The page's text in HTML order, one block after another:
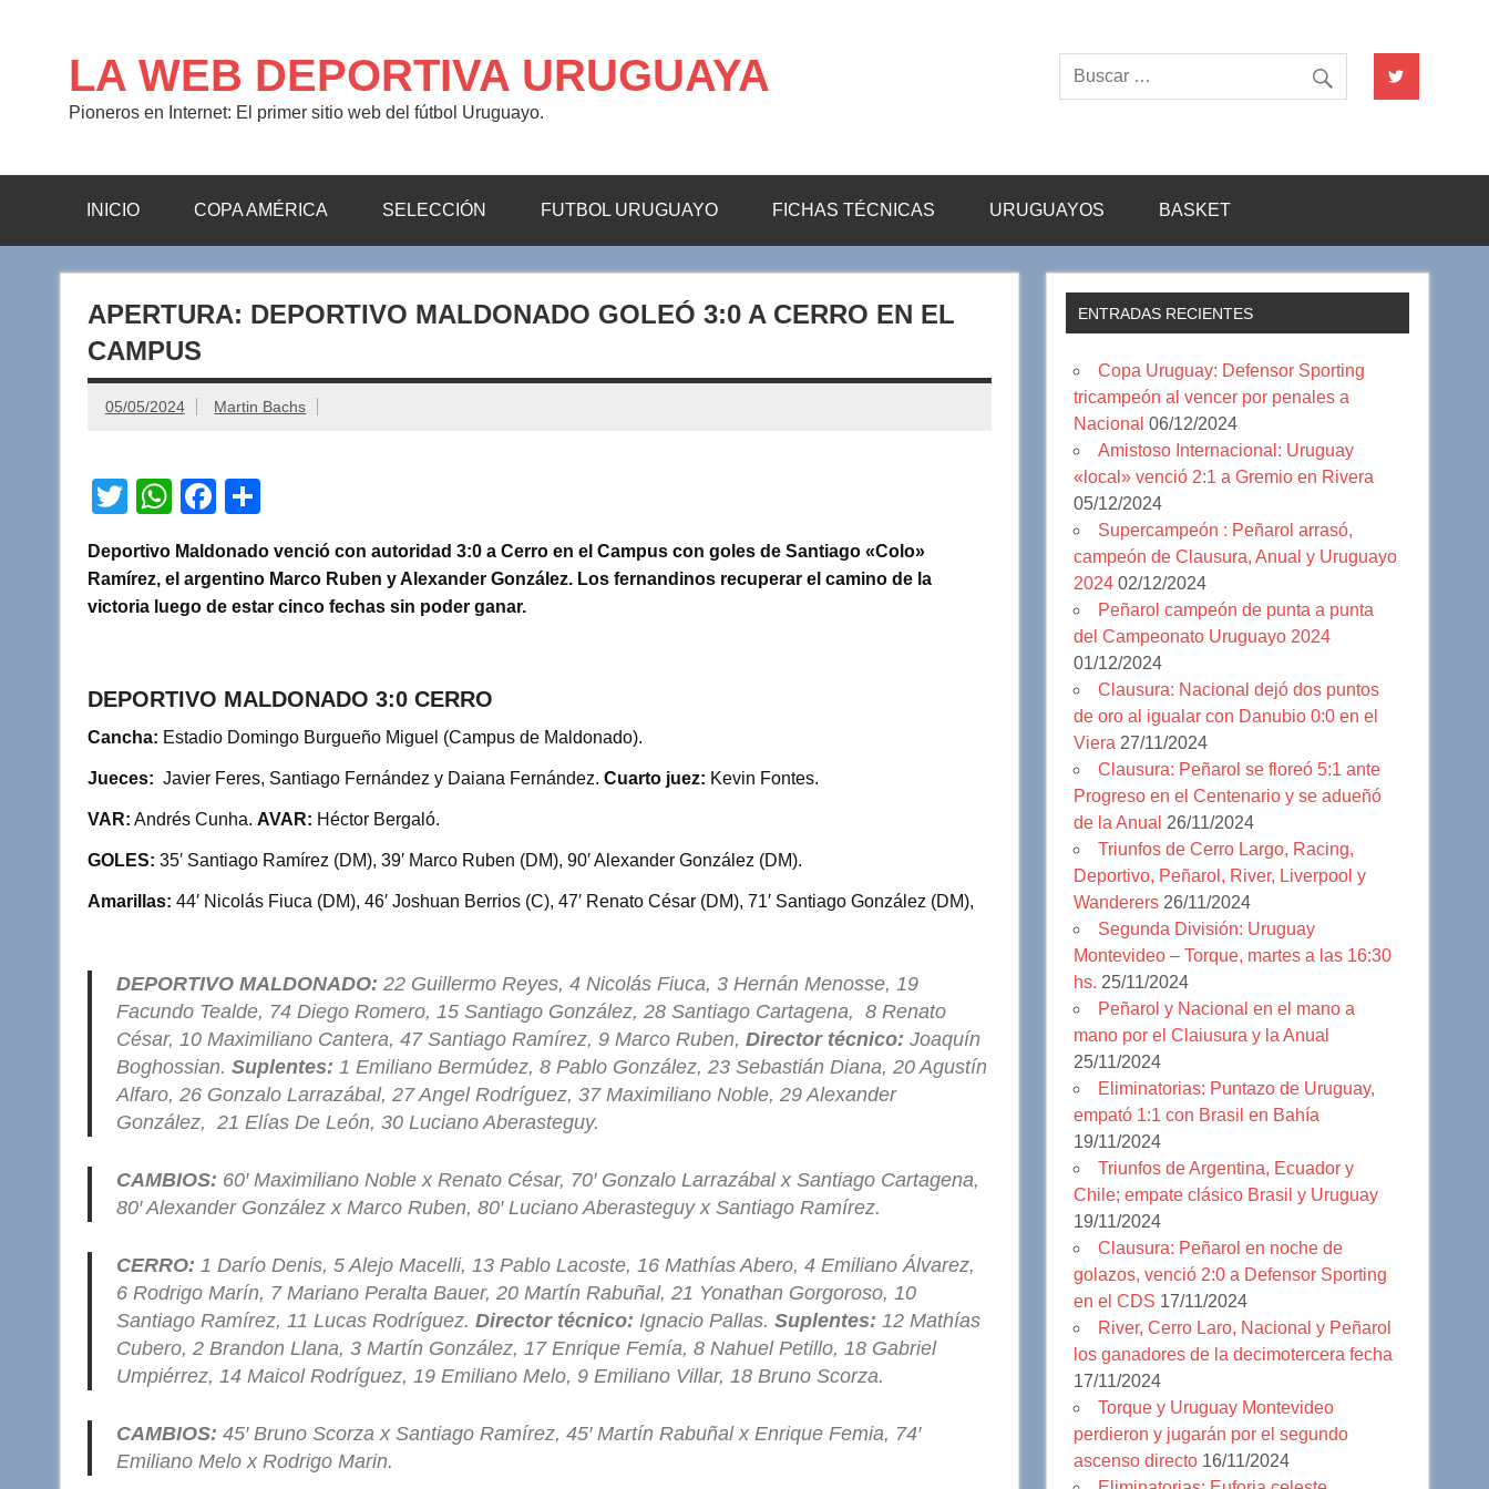
LA WEB DEPORTIVA URUGUAYA
Pioneros en Internet: El primer sitio web del fútbol Uruguayo.
INICIO COPA AMÉRICA SELECCIÓN FUTBOL URUGUAYO FICHAS TÉCNICAS URUGUAYOS BASKET
APERTURA: DEPORTIVO MALDONADO GOLEÓ 3:0 A CERRO EN EL
CAMPUS
05/05/2024 Martin Bachs
T
tt
er
W
at
s
p
F
c
e
o
k
m
p
Deportivo Maldonado venció con autoridad 3:0 a Cerro en el Campus con goles de Santiago «Colo»
Ramírez, el argentino Marco Ruben y Alexander González. Los fernandinos recuperar el camino de la
victoria luego de estar cinco fechas sin poder ganar.
DEPORTIVO MALDONADO 3:0 CERRO
Cancha: Estadio Domingo Burgueño Miguel (Campus de Maldonado).
Jueces: Javier Feres, Santiago Fernández y Daiana Fernández. Cuarto juez: Kevin Fontes.
VAR: Andrés Cunha. AVAR: Héctor Bergaló.
GOLES: 35′ Santiago Ramírez (DM), 39′ Marco Ruben (DM), 90′ Alexander González (DM).
Amarillas: 44′ Nicolás Fiuca (DM), 46′ Joshuan Berrios (C), 47′ Renato César (DM), 71′ Santiago González (DM),
DEPORTIVO MALDONADO: 22 Guillermo Reyes, 4 Nicolás Fiuca, 3 Hernán Menosse, 19
Facundo Tealde, 74 Diego Romero, 15 Santiago González, 28 Santiago Cartagena, 8 Renato
César, 10 Maximiliano Cantera, 47 Santiago Ramírez, 9 Marco Ruben,Director técnico: Joaquín
Boghossian.Suplentes: 1 Emiliano Bermúdez, 8 Pablo González, 23 Sebastián Diana, 20 Agustín
Alfaro, 26 Gonzalo Larrazábal, 27 Angel Rodríguez, 37 Maximiliano Noble, 29 Alexander
González, 21 Elías De León, 30 Luciano Aberasteguy.
CAMBIOS: 60′ Maximiliano Noble x Renato César, 70′ Gonzalo Larrazábal x Santiago Cartagena,
80′ Alexander González x Marco Ruben, 80′ Luciano Aberasteguy x Santiago Ramírez.
CERRO: 1 Darío Denis, 5 Alejo Macelli, 13 Pablo Lacoste, 16 Mathías Abero, 4 Emiliano Álvarez,
6 Rodrigo Marín, 7 Mariano Peralta Bauer, 20 Martín Rabuñal, 21 Yonathan Gorgoroso, 10
Santiago Ramírez, 11 Lucas Rodríguez.Director técnico: Ignacio Pallas.Suplentes: 12 Mathías
Cubero, 2 Brandon Llana, 3 Martín González, 17 Enrique Femía, 8 Nahuel Petillo, 18 Gabriel
Umpiérrez, 14 Maicol Rodríguez, 19 Emiliano Melo, 9 Emiliano Villar, 18 Bruno Scorza.
CAMBIOS:45′ Bruno Scorza x Santiago Ramírez, 45′ Martín Rabuñal x Enrique Femia, 74′
Emiliano Melo x Rodrigo Marin.
ENTRADAS RECIENTES
Copa Uruguay: Defensor Sporting
tricampeón al vencer por penales a
Nacional 06/12/2024
Amistoso Internacional: Uruguay
«local» venció 2:1 a Gremio en Rivera
05/12/2024
Supercampeón : Peñarol arrasó,
campeón de Clausura, Anual y Uruguayo
2024 02/12/2024
Peñarol campeón de punta a punta
del Campeonato Uruguayo 2024
01/12/2024
Clausura: Nacional dejó dos puntos
de oro al igualar con Danubio 0:0 en el
Viera 27/11/2024
Clausura: Peñarol se floreó 5:1 ante
Progreso en el Centenario y se adueñó
de la Anual 26/11/2024
Triunfos de Cerro Largo, Racing,
Deportivo, Peñarol, River, Liverpool y
Wanderers 26/11/2024
Segunda División: Uruguay
Montevideo – Torque, martes a las 16:30
hs. 25/11/2024
Peñarol y Nacional en el mano a
mano por el Claiusura y la Anual
25/11/2024
Eliminatorias: Puntazo de Uruguay,
empató 1:1 con Brasil en Bahía
19/11/2024
Triunfos de Argentina, Ecuador y
Chile; empate clásico Brasil y Uruguay
19/11/2024
Clausura: Peñarol en noche de
golazos, venció 2:0 a Defensor Sporting
en el CDS 17/11/2024
River, Cerro Laro, Nacional y Peñarol
los ganadores de la decimotercera fecha
17/11/2024
Torque y Uruguay Montevideo
perdieron y jugarán por el segundo
ascenso directo 16/11/2024